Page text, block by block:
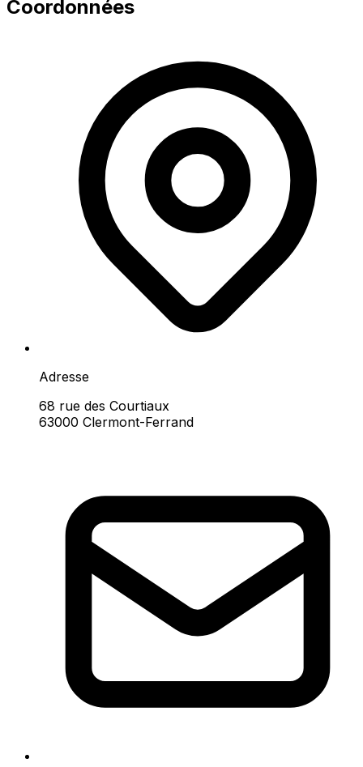
Coordonnées
Adresse
68 rue des Courtiaux
63000 Clermont-Ferrand